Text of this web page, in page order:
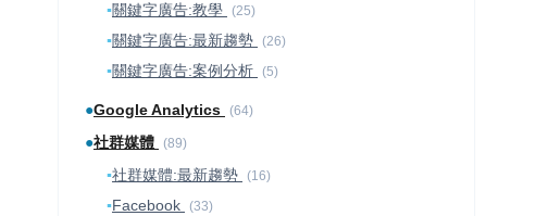
▪關鍵字廣告:教學 (25)
▪關鍵字廣告:最新趨勢 (26)
▪關鍵字廣告:案例分析 (5)
●Google Analytics (64)
●社群媒體 (89)
▪社群媒體:最新趨勢 (16)
▪Facebook (33)